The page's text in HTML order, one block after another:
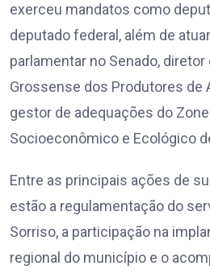
exerceu mandatos como
deputado federal, além de
parlamentar no Senado,
Grossense dos Produtores de
gestor de adequações do
Socioeconômico e Ecológico
Entre as principais ações de
estão a regulamentação do
Sorriso, a participação na
regional do município e o